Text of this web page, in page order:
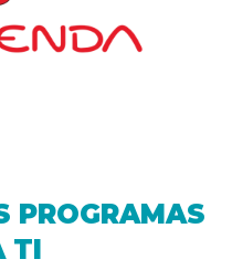
PROGRAMAS
TI